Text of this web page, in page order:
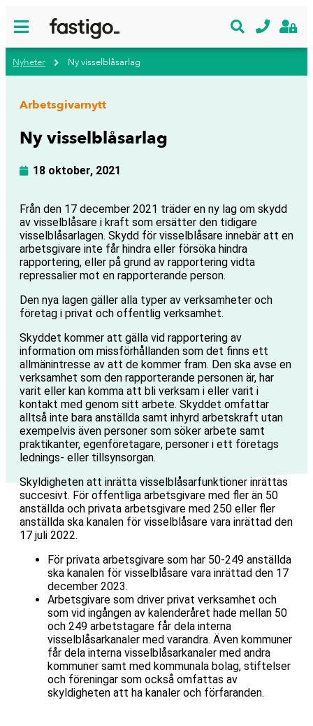
Nyheter Ny visselblåsarlag
Arbetsgivarnytt
Ny visselblåsarlag
18 oktober, 2021
Från den 17 december 2021 träder en ny lag om skydd
av visselblåsare i kraft som ersätter den tidigare
visselblåsarlagen. Skydd för visselblåsare innebär att en
arbetsgivare inte får hindra eller försöka hindra
rapportering, eller på grund av rapportering vidta
repressalier mot en rapporterande person.
Den nya lagen gäller alla typer av verksamheter och
företag i privat och offentlig verksamhet.
Skyddet kommer att gälla vid rapportering av
information om missförhållanden som det finns ett
allmänintresse av att de kommer fram. Den ska avse en
verksamhet som den rapporterande personen är, har
varit eller kan komma att bli verksam i eller varit i
kontakt med genom sitt arbete. Skyddet omfattar
alltså inte bara anställda samt inhyrd arbetskraft utan
exempelvis även personer som söker arbete samt
praktikanter, egenföretagare, personer i ett företags
lednings- eller tillsynsorgan.
Skyldigheten att inrätta visselblåsarfunktioner inrättas
succesivt. För offentliga arbetsgivare med fler än 50
anställda och privata arbetsgivare med 250 eller fler
anställda ska kanalen för visselblåsare vara inrättad den
17 juli 2022.
För privata arbetsgivare som har 50-249 anställda
ska kanalen för visselblåsare vara inrättad den 17
december 2023.
Arbetsgivare som driver privat verksamhet och
som vid ingången av kalenderåret hade mellan 50
och 249 arbetstagare får dela interna
visselblåsarkanaler med varandra. Även kommuner
får dela interna visselblåsarkanaler med andra
kommuner samt med kommunala bolag, stiftelser
och föreningar som också omfattas av
skyldigheten att ha kanaler och förfaranden.